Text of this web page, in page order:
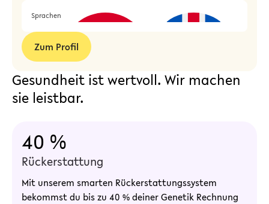
Sprachen
Zum Profil
Gesundheit ist wertvoll. Wir machen
sie leistbar.
40 %
Rückerstattung
Mit unserem smarten Rückerstattungssystem
bekommst du bis zu 40 % deiner Genetik Rechnung